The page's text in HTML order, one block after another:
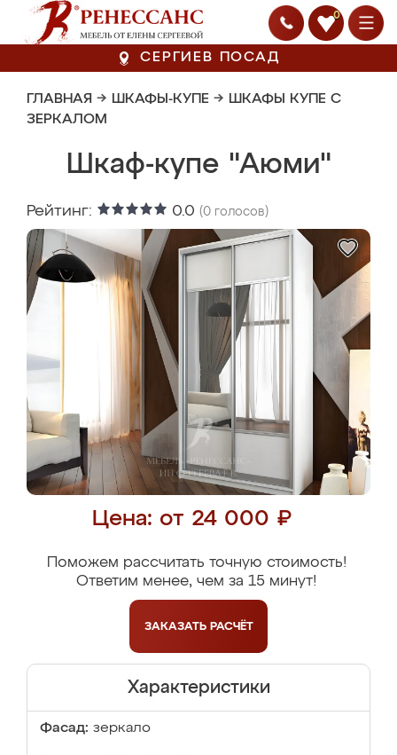
0
СЕРГИЕВ ПОСАД
ГЛАВНАЯ → ШКАФЫ-КУПЕ → ШКАФЫ КУПЕ С
ЗЕРКАЛОМ
Шкаф-купе "Аюми"
Рейтинг: 0.0 (0 голосов)
Цена: от 24 000 ₽
Поможем рассчитать точную стоимость!
Ответим менее, чем за 15 минут!
ЗАКАЗАТЬ РАСЧЁТ
Характеристики
Фасад: зеркало